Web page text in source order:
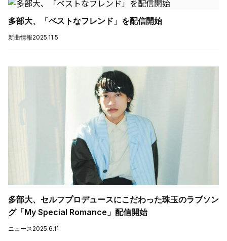
多部大、「ベストなフレンド」を配信開始
新曲情報2025.11.5
多部大、セルフプロデュースにこだわった珠玉のラブソン
グ「My Special Romance」配信開始
ニュース2025.6.11